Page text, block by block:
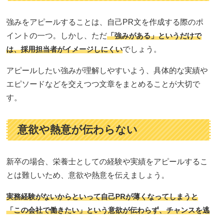
強みをアピールすることは、自己PR文を作成する際のポ
イントの一つ。しかし、ただ「強みがある」というだけで
は、採用担当者がイメージしにくいでしょう。
アピールしたい強みが理解しやすいよう、具体的な実績や
エピソードなどを交えつつ文章をまとめることが大切で
す。
意欲や熱意が伝わらない
新卒の場合、栄養士としての経験や実績をアピールするこ
とは難しいため、意欲や熱意を伝えましょう。
実務経験がないからといって自己PRが薄くなってしまうと
「この会社で働きたい」という意欲が伝わらず、チャンスを逃